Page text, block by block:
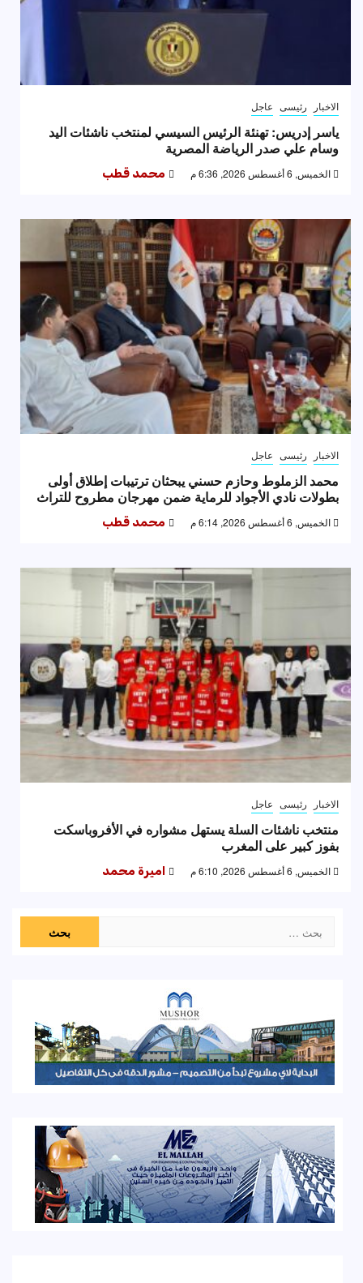
الاخبار رئيسى عاجل
ياسر إدريس: تهنئة الرئيس السيسي لمنتخب ناشئات اليد
وسام علي صدر الرياضة المصرية
الخميس, 6 أغسطس 2026, 6:36 م محمد قطب
الاخبار رئيسى عاجل
محمد الزملوط وحازم حسني يبحثان ترتيبات إطلاق أولى
بطولات نادي الأجواد للرماية ضمن مهرجان مطروح للتراث
الخميس, 6 أغسطس 2026, 6:14 م محمد قطب
الاخبار رئيسى عاجل
منتخب ناشئات السلة يستهل مشواره في الأفروباسكت
بفوز كبير على المغرب
الخميس, 6 أغسطس 2026, 6:10 م اميرة محمد
عن: